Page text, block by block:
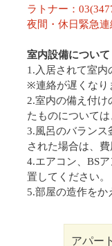
ラトナー：
夜間・休日緊急
室内設備につい
1.入居されて室内
※連絡が遅くなり
2.室内の備え付
たものについて
3.風呂のバランス
された場合は、
4.エアコン、BS
置してください。
5.部屋の造作をか
アパー